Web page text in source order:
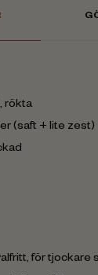
rökta
(saft + lite zest)
för tjockare